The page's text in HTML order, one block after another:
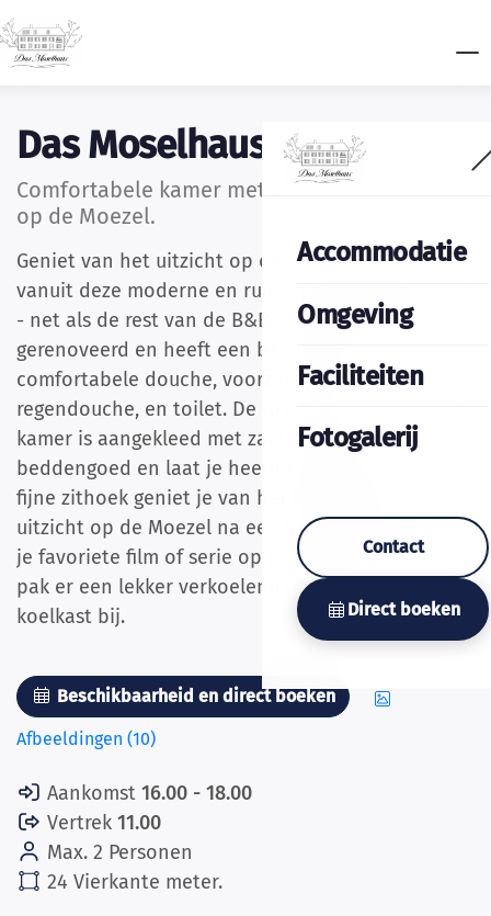
Accommodatie
Omgeving
Faciliteiten
Fotogalerij
Contact
Direct boeken
Das Moselhaus
Comfortabele kamer met panorama uitzicht
op de Moezel.
Geniet van het uitzicht op de prachtige Moezel
vanuit deze moderne en ruime kamer. De kamer is
- net als de rest van de B&B - onlangs volledig
gerenoveerd en heeft een badkamer met
comfortabele douche, voorzien van een
regendouche, en toilet. De royale boxspring in de
kamer is aangekleed met zacht en luxe
beddengoed en laat je heerlijk wegdromen. In de
fijne zithoek geniet je van het fantastische
uitzicht op de Moezel na een heerlijke dag. Of kijk
je favoriete film of serie op de flatscreen-tv en
pak er een lekker verkoelend drankje uit de
koelkast bij.
Beschikbaarheid en direct boeken
Afbeeldingen (10)
Aankomst 16.00 - 18.00
Vertrek 11.00
Max. 2 Personen
24 Vierkante meter.